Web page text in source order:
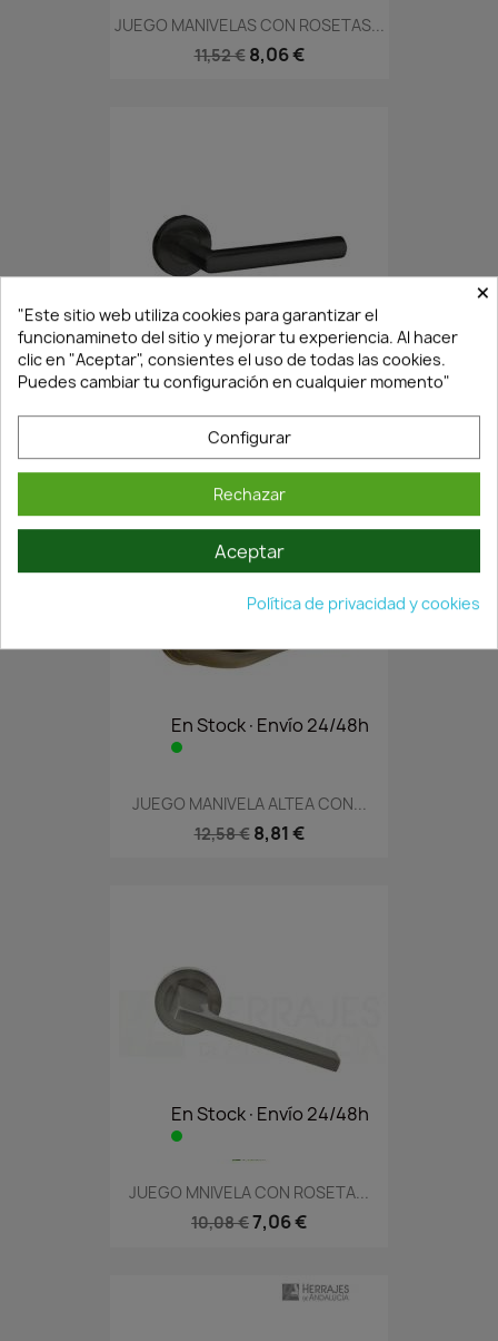
JUEGO MANIVELAS CON ROSETAS...
11,52 € 8,06 €
En Stock·Envío 24/48h
JUEGO MANIVELA ROSETA...
14,90 €10,43 €
En Stock·Envío 24/48h
JUEGO MANIVELA ALTEA CON...
12,58 € 8,81 €
En Stock·Envío 24/48h
JUEGO MNIVELA CON ROSETA...
10,08 €7,06 €
×
"Este sitio web utiliza cookies para garantizar el
funcionamineto del sitio y mejorar tu experiencia. Al hacer
clic en "Aceptar", consientes el uso de todas las cookies.
Puedes cambiar tu configuración en cualquier momento"
Configurar
Rechazar
Aceptar
Política de privacidad y cookies